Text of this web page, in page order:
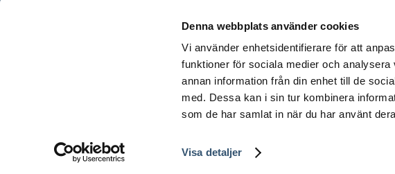
Denna webbplats använder cookies
Vi använder enhetsidentifierare för att
funktioner för sociala medier och
annan information från din enhet till de
med. Dessa kan i sin tur kombinera
som de har samlat in när du har använt
Visa detaljer